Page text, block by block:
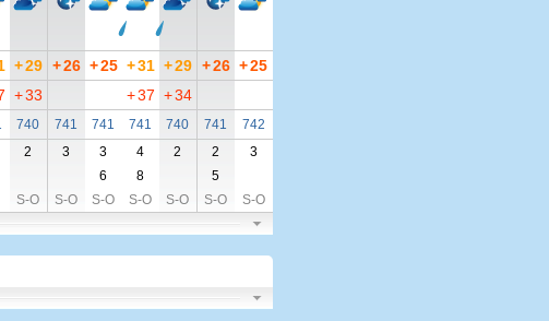
+29 +26 +25 +31 +29 +26 +25
+33 +37 +34
740 741 741 741 740 741
742
2 3 3 4 2 2
3
6 8
5
S-O S-O S-O S-O S-O S-O S-O